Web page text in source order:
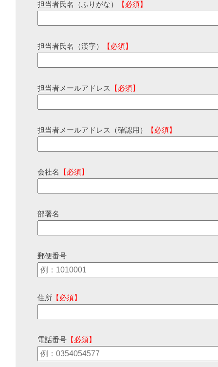
担当者氏名（ふりがな） 【必須】
担当者氏名（漢字） 【必須】
担当者メールアドレス 【必須】
担当者メールアドレス（確認用） 【必須】
会社名 【必須】
部署名
郵便番号
住所 【必須】
電話番号 【必須】